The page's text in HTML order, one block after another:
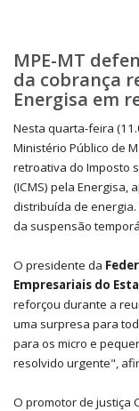
MPE-MT
da cobrança
Energisa em
Nesta quarta-feira
Ministério Público de
retroativa do Imposto
(ICMS) pela Energisa,
distribuída de
da suspensão
O presidente da
Empresariais do
reforçou durante a
uma surpresa para
para os micro e
resolvido urgente",
O promotor de justiça